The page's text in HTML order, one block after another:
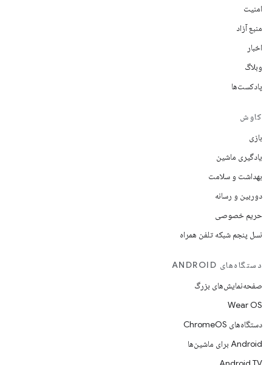
امنیت
منبع آزاد
اخبار
وبلاگ
پادکست‌ها
کاوش
بازی
یادگیری ماشین
بهداشت و سلامت
دوربین و رسانه
حریم خصوصی
نسل پنجم شبکه تلفن همراه
دستگاه‌های ANDROID
صفحه‌نمایش‌های بزرگ
Wear OS
دستگاه‌های ChromeOS
Android برای ماشین‌ها